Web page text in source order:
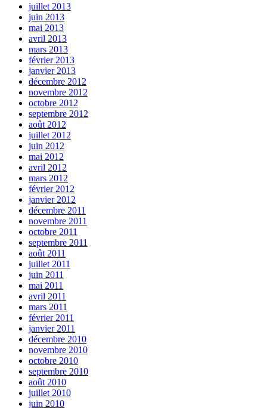
juillet 2013
juin 2013
mai 2013
avril 2013
mars 2013
février 2013
janvier 2013
décembre 2012
novembre 2012
octobre 2012
septembre 2012
août 2012
juillet 2012
juin 2012
mai 2012
avril 2012
mars 2012
février 2012
janvier 2012
décembre 2011
novembre 2011
octobre 2011
septembre 2011
août 2011
juillet 2011
juin 2011
mai 2011
avril 2011
mars 2011
février 2011
janvier 2011
décembre 2010
novembre 2010
octobre 2010
septembre 2010
août 2010
juillet 2010
juin 2010